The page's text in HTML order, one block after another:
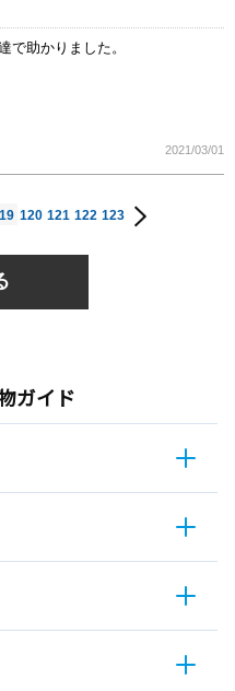
で助かりました。
2021/03/01
120 121 122 123
ガイド